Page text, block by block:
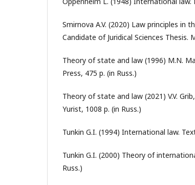
Smirnova A.V. (2020) Law principles in
Candidate of Juridical Sciences Thesis.
Theory of state and law (1996) M.N.
Press, 475 p. (in Russ.)
Theory of state and law (2021) V.V.
Yurist, 1008 p. (in Russ.)
Tunkin G.I. (1994) International law.
Tunkin G.I. (2000) Theory of
Russ.)